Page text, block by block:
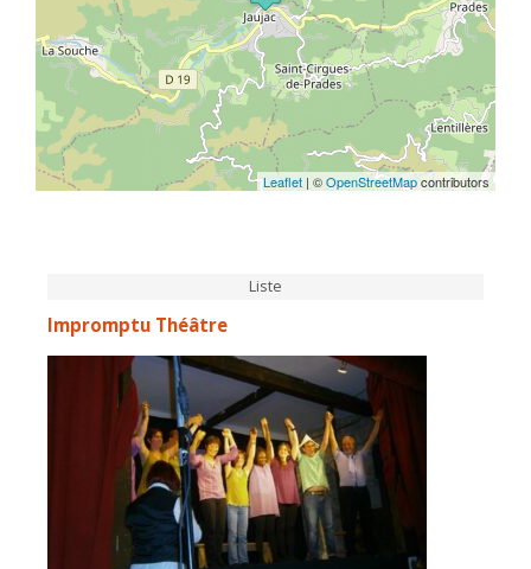
Leaflet | ©OpenStreetMapcontributors
Liste
Impromptu Théâtre